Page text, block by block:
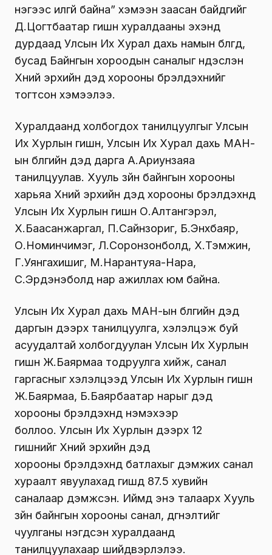
нэгээс илүүгүй байна” хэмээн заасан байдгийг
Д.Цогтбаатар гишүүн хуралдааны эхэнд
дурдаад Улсын Их Хурал дахь намын бүлгүүд,
бусад Байнгын хороодын саналыг үндэслэн
Хүний эрхийн дэд хорооны бүрэлдэхүүнийг
тогтсон хэмээлээ.
Хуралдаанд холбогдох танилцуулгыг Улсын
Их Хурлын гишүүн, Улсын Их Хурал дахь МАН-
ын бүлгийн дэд дарга А.Ариунзаяа
танилцуулав. Хууль зүйн байнгын хорооны
харьяа Хүний эрхийн дэд хорооны бүрэлдэхүүнд
Улсын Их Хурлын гишүүн О.Алтангэрэл,
Х.Баасанжаргал, П.Сайнзориг, Б.Энхбаяр,
О.Номинчимэг, Л.Соронзонболд, Х.Тэмүүжин,
Г.Уянгахишиг, М.Нарантуяа-Нара,
С.Эрдэнэболд нар ажиллах юм байна.
Улсын Их Хурал дахь МАН-ын бүлгийн дэд
даргын дээрх танилцуулга, хэлэлцэж буй
асуудалтай холбогдуулан Улсын Их Хурлын
гишүүн Ж.Баярмаа тодруулга хийж, санал
гаргасныг хэлэлцээд Улсын Их Хурлын гишүүн
Ж.Баярмаа, Б.Баярбаатар нарыг дэд
хорооны бүрэлдэхүүнд нэмэхээр
боллоо. Улсын Их Хурлын дээрх 12
гишүүнийг Хүний эрхийн дэд
хорооны бүрэлдэхүүнд батлахыг дэмжих санал
хураалт явуулахад гишүүд 87.5 хувийн
саналаар дэмжсэн. Иймд энэ талаарх Хууль
зүйн байнгын хорооны санал, дүгнэлтийг
чуулганы нэгдсэн хуралдаанд
танилцуулахаар шийдвэрлэлээ.